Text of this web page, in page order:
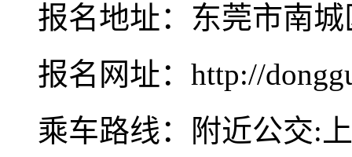
报名地址：东莞市南
报名网址：http://
乘车路线：附近公交: